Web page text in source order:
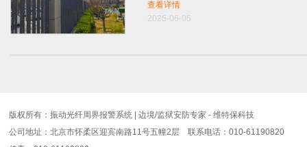
查看详情
2025-06-05
版权所有：振动光纤周界报警系统 | 边境/监狱安防专家 - 维特保科技
公司地址：北京市怀柔区迎宾南路11号五幢2层 联系电话：010-61190820